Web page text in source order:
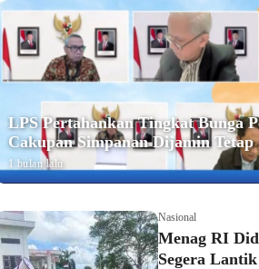
LPS Pertahankan Tingkat Bunga
Cakupan Simpanan Dijamin Tetap
1 bulan lalu
Nasional
Menag RI
Segera